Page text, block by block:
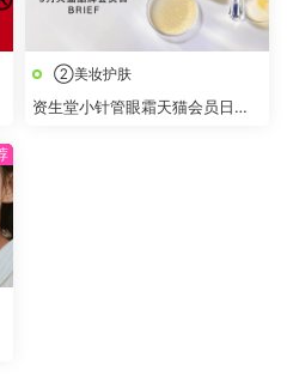
②美妆护肤
资生堂小针管眼霜天猫会员日